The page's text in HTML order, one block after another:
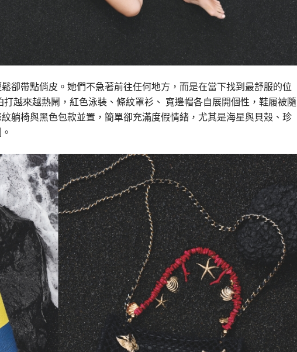
卻帶點俏皮。她們不急著前往任何地方，而是在當下找到最舒服的位
越來越熱鬧，紅色泳裝、條紋罩衫、 寬邊帽各自展開個性，鞋履被隨
躺椅與黑色包款並置，簡單卻充滿度假情緒，尤其是海星與貝殼、珍